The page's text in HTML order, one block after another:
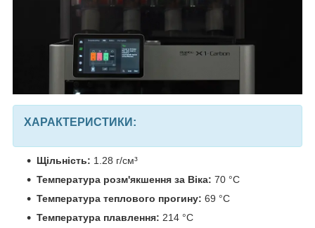
ХАРАКТЕРИСТИКИ:
Щільність: 1.28 г/см³
Температура розм'якшення за Віка: 70 °C
Температура теплового прогину: 69 °C
Температура плавлення: 214 °C